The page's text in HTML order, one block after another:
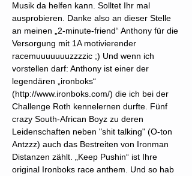
Musik da helfen kann. Solltet Ihr mal
ausprobieren. Danke also an dieser Stelle
an meinen „2-minute-friend“ Anthony für die
Versorgung mit 1A motivierender
racemuuuuuuuzzzzic ;) Und wenn ich
vorstellen darf: Anthony ist einer der
legendären „ironboks“
(http://www.ironboks.com/) die ich bei der
Challenge Roth kennelernen durfte. Fünf
crazy South-African Boyz zu deren
Leidenschaften neben "shit talking" (O-ton
Antzzz) auch das Bestreiten von Ironman
Distanzen zählt. „Keep Pushin“ ist Ihre
original Ironboks race anthem. Und so hab